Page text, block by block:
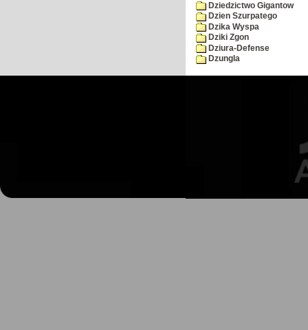
Dziedzictwo Gigantow
Dzien Szurpatego
Dzika Wyspa
Dziki Zgon
Dziura-Defense
Dzungla